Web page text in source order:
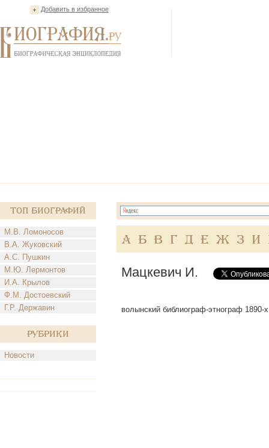
Добавить в избранное
Топ Биографий
М.В. Ломоносов
В.А. Жуковский
А.С. Пушкин
М.Ю. Лермонтов
И.А. Крылов
Ф.М. Достоевский
Г.Р. Державин
Рубрики
Новости
А Б В Г Д Е Ж З И
Мацкевич И.
волынский библиограф-этнограф 1890-